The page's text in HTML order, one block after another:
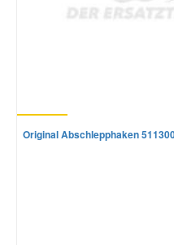
Original Abschlepphaken
Mini Ersatzteile